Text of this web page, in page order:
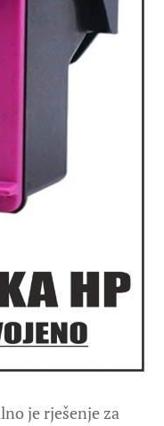
je rješenje za